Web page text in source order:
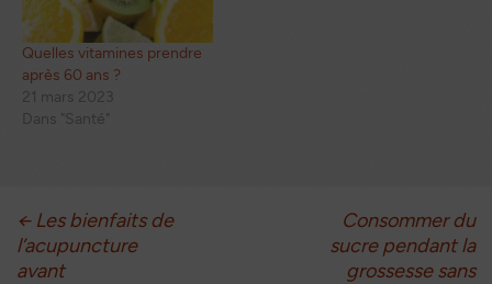
Quelles vitamines prendre
après 60 ans ?
21 mars 2023
Dans "Santé"
Navigation
des
←Les bienfaits de
l’acupuncture
avant
Consommer du
sucre pendant la
grossesse sans